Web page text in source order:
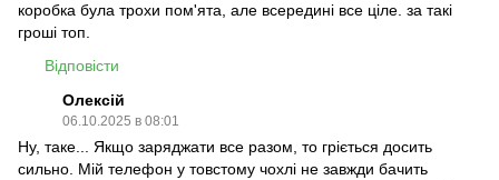
коробка була трохи пом'ята, але всередині все ціле. за такі
гроші топ.
Відповісти
Олексій
06.10.2025 в 08:01
Ну, таке... Якщо заряджати все разом, то гріється досить
сильно. Мій телефон у товстому чохлі не завжди бачить